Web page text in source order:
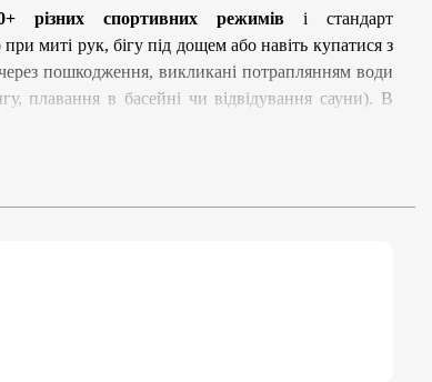
різних спортивних режимів і стандарт
миті рук, бігу під дощем або навіть купатися з
пошкодження, викликані потраплянням води
плавання в басейні чи відвідування сауни). В
частоти серцевих скорочень, рівень
скелелазіння та багато інших. Трекери
дані за весь день, такі як крокомір, швидкість,